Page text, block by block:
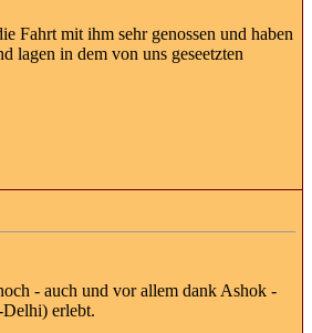
Fahrt mit ihm sehr genossen und haben
lagen in dem von uns geseetzten
- auch und vor allem dank Ashok -
erlebt.